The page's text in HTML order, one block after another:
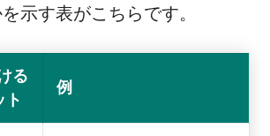
示す表がこちらです。
る
ト
例